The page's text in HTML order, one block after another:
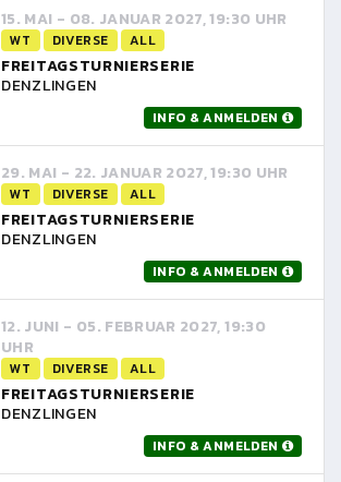
15. MAI - 08. JANUAR 2027, 19:30 UHR
WT DIVERSE ALL
FREITAGSTURNIERSERIE
DENZLINGEN
INFO & ANMELDEN
29. MAI - 22. JANUAR 2027, 19:30 UHR
WT DIVERSE ALL
FREITAGSTURNIERSERIE
DENZLINGEN
INFO & ANMELDEN
12. JUNI - 05. FEBRUAR 2027, 19:30
UHR
WT DIVERSE ALL
FREITAGSTURNIERSERIE
DENZLINGEN
INFO & ANMELDEN